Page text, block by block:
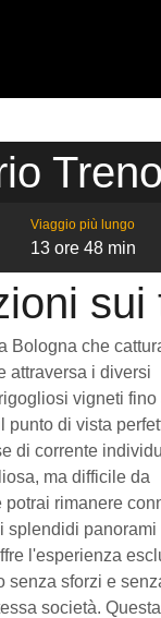
Viaggio più lungo
13 ore 48 min
Bologna che
attraversa i diversi
vigneti fino
punto di vista
di corrente
ma difficile da
rimanere
splendidi panorami
l'esperienza
senza sforzi e
società. Questa